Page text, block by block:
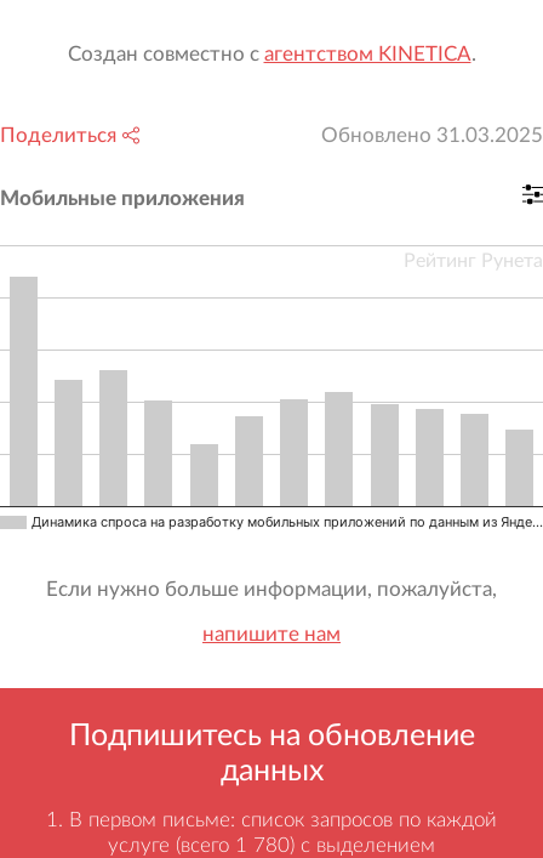
Создан совместно с агентством KINETICA.
Поделиться Обновлено 31.03.2025
Мобильные приложения
Динамика спроса на разработку мобильных приложений по данным из Янде…
Рейтинг Рунета
Если нужно больше информации, пожалуйста,
напишите нам
Подпишитесь на обновление
данных
В первом письме: список запросов по каждой
услуге (всего 1 780) с выделением